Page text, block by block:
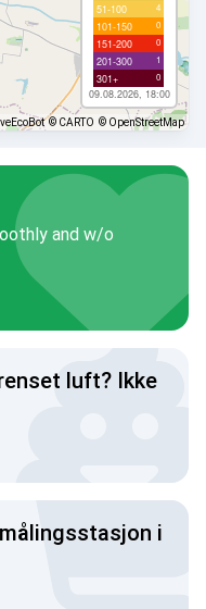
51-100 4
101-150 0
151-200 0
201-300 1
301+ 0
09.08.2026, 18:00
© CARTO © OpenStreetMap
and w/o
luft? Ikke
i